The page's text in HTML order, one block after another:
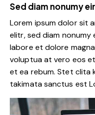
Sed diam nonumy
Lorem ipsum dolor sit
elitr, sed diam
labore et dolore
voluptua at vero eos
et ea rebum. Stet clita
takimata sanctus est